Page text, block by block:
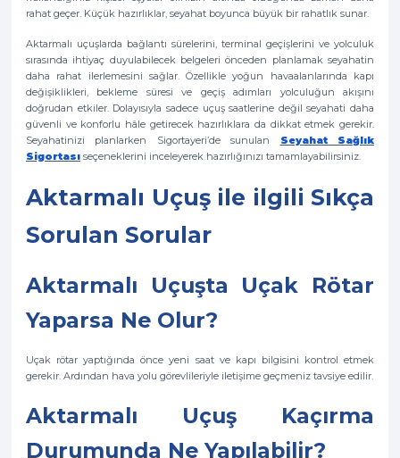
rahat geçer. Küçük hazırlıklar, seyahat boyunca büyük bir rahatlık sunar.
Aktarmalı uçuşlarda bağlantı sürelerini, terminal geçişlerini ve yolculuk
sırasında ihtiyaç duyulabilecek belgeleri önceden planlamak seyahatin
daha rahat ilerlemesini sağlar. Özellikle yoğun havaalanlarında kapı
değişiklikleri, bekleme süresi ve geçiş adımları yolculuğun akışını
doğrudan etkiler. Dolayısıyla sadece uçuş saatlerine değil seyahati daha
güvenli ve konforlu hâle getirecek hazırlıklara da dikkat etmek gerekir.
Seyahatinizi planlarken Sigortayeri’de sunulan Seyahat Sağlık
Sigortası seçeneklerini inceleyerek hazırlığınızı tamamlayabilirsiniz.
Aktarmalı Uçuş ile ilgili Sıkça
Sorulan Sorular
Aktarmalı Uçuşta Uçak Rötar
Yaparsa Ne Olur?
Uçak rötar yaptığında önce yeni saat ve kapı bilgisini kontrol etmek
gerekir. Ardından hava yolu görevlileriyle iletişime geçmeniz tavsiye edilir.
Aktarmalı Uçuş Kaçırma
Durumunda Ne Yapılabilir?